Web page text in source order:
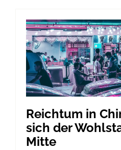
Reichtum in
sich der
Mitte